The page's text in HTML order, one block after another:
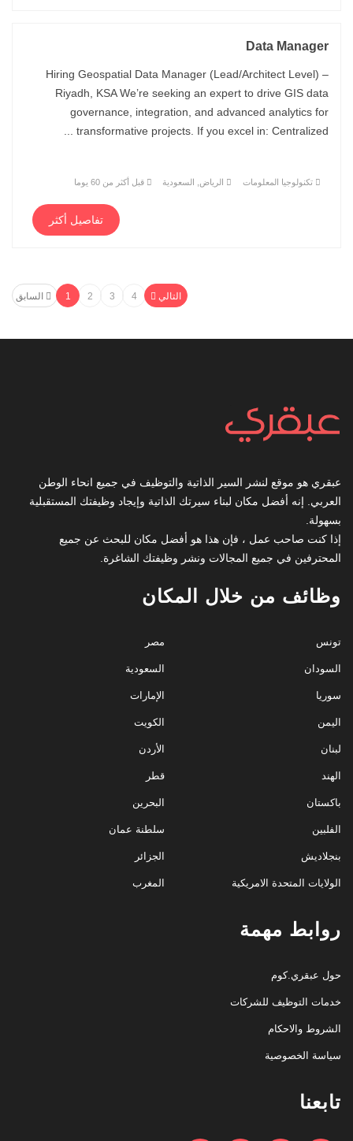
Data Manager
Hiring Geospatial Data Manager (Lead/Architect Level) –
Riyadh, KSA We’re seeking an expert to drive GIS data
governance, integration, and advanced analytics for
transformative projects. If you excel in: Centralized ...
تكنولوجيا المعلومات الرياض, السعودية قبل أكثر من 60 يوما
تفاصيل أكثر
السابق 1 2 3 4 التالي
عبقري هو موقع لنشر السير الذاتية والتوظيف في جميع انحاء الوطن
العربي. إنه أفضل مكان لبناء سيرتك الذاتية وإيجاد وظيفتك المستقبلية
بسهولة.
إذا كنت صاحب عمل ، فإن هذا هو أفضل مكان للبحث عن جميع
المحترفين في جميع المجالات ونشر وظيفتك الشاغرة.
وظائف من خلال المكان
مصر
السعودية
الإمارات
الكويت
الأردن
قطر
البحرين
سلطنة عمان
الجزائر
المغرب
تونس
السودان
سوريا
اليمن
لبنان
الهند
باكستان
الفلبين
بنجلاديش
الولايات المتحدة الامريكية
روابط مهمة
حول عبقري.كوم
خدمات التوظيف للشركات
الشروط والاحكام
سياسة الخصوصية
تابعنا